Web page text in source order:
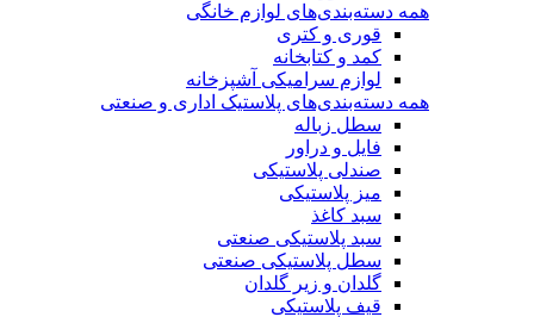
همه دسته‌بندی‌های لوازم خانگی
قوری و کتری
کمد و کتابخانه
لوازم سرامیکی آشپزخانه
همه دسته‌بندی‌های پلاستیک اداری و صنعتی
سطل زباله
فایل و دراور
صندلی پلاستیکی
میز پلاستیکی
سبد کاغذ
سبد پلاستیکی صنعتی
سطل پلاستیکی صنعتی
گلدان و زیر گلدان
قیف پلاستیکی